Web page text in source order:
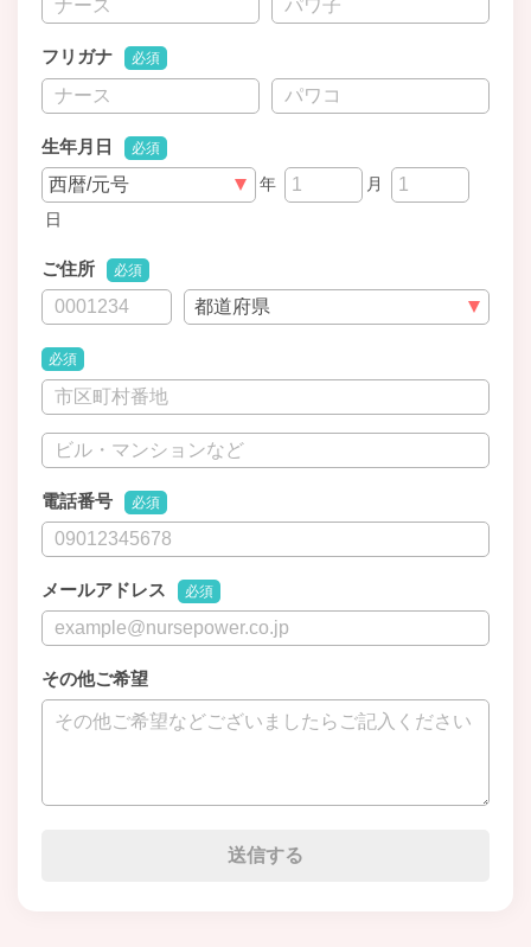
フリガナ 必須
生年月日 必須
年
月
日
ご住所 必須
必須
電話番号 必須
メールアドレス 必須
その他ご希望